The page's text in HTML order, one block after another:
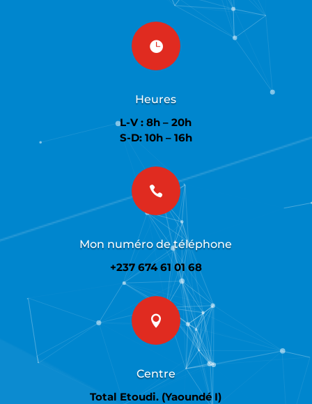

Heures
L-V : 8h – 20h
S-D: 10h – 16h

Mon numéro de téléphone
+237 674 61 01 68

Centre
Total Etoudi. (Yaoundé I)